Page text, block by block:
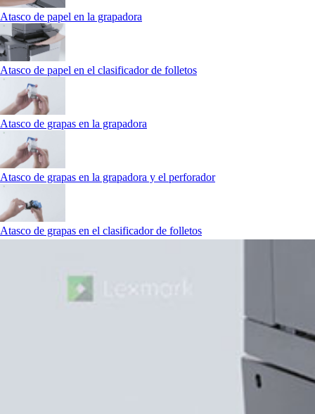
Atasco de papel en la grapadora
Atasco de papel en el clasificador de folletos
Atasco de grapas en la grapadora
Atasco de grapas en la grapadora y el perforador
Atasco de grapas en el clasificador de folletos